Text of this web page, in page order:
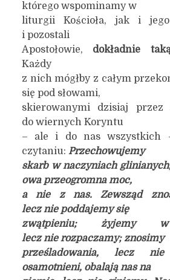
którego wspominamy w
liturgii Kościoła, jak i
i pozostali
Apostołowie, dokładnie
Każdy
z nich mógłby z całym
się pod słowami,
skierowanymi dzisiaj przez
do wiernych Koryntu
– ale i do nas wszystkich
czytaniu: Przechowujemy
skarb w naczyniach
owa przeogromna moc,
a nie z nas. Zewsząd
lecz nie poddajemy się
zwątpieniu; żyjemy w
lecz nie rozpaczamy; znosimy
prześladowania, lecz
osamotnieni, obalają nas na